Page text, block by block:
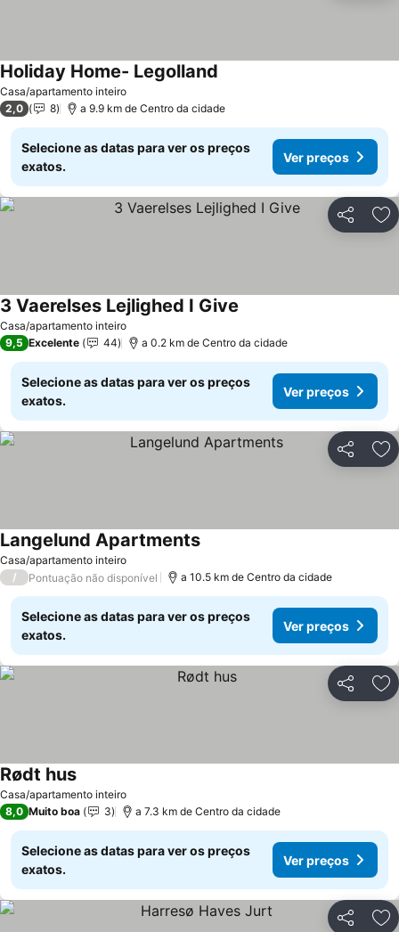
Casa/apartamento inteiro
Holiday Home- Legolland
2,0 8 a 9.9 km de Centro da cidade
Selecione as datas para ver os preços
exatos.
Ver preços
Partilhar
Casa/apartamento inteiro
3 Vaerelses Lejlighed I Give
9,5 Excelente 44 a 0.2 km de Centro da cidade
Selecione as datas para ver os preços
exatos.
Ver preços
Partilhar
Casa/apartamento inteiro
Langelund Apartments
/ Pontuação não disponível a 10.5 km de Centro da cidade
Selecione as datas para ver os preços
exatos.
Ver preços
Partilhar
Casa/apartamento inteiro
Rødt hus
8,0 Muito boa 3 a 7.3 km de Centro da cidade
Selecione as datas para ver os preços
exatos.
Ver preços
Partilhar